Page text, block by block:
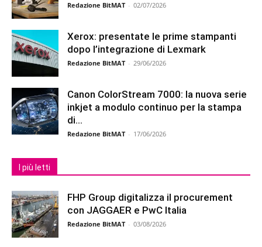
Redazione BitMAT - 02/07/2026
Xerox: presentate le prime stampanti
dopo l’integrazione di Lexmark
Redazione BitMAT - 29/06/2026
Canon ColorStream 7000: la nuova serie
inkjet a modulo continuo per la stampa
di...
Redazione BitMAT - 17/06/2026
I più letti
FHP Group digitalizza il procurement
con JAGGAER e PwC Italia
Redazione BitMAT - 03/08/2026